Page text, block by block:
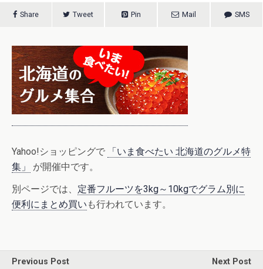
Share Tweet Pin Mail SMS
Yahoo!ショッピングで
「いま食べたい 北海道のグルメ特
集」
が開催中です。
別ページでは、 定番フルーツを3kg～10kgでグラム別に
便利にまとめ買い も行われています。
Previous Post
Next Post